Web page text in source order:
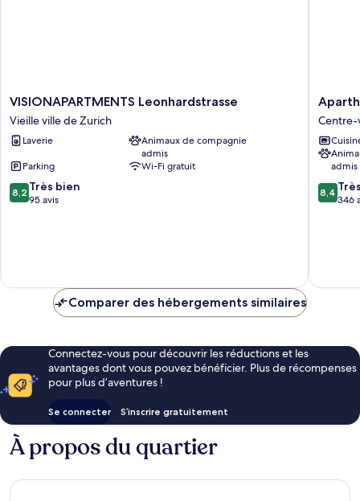
VISIONAPARTMENTS
Leonhardstrasse
Vieille
ville
Zurich
VISIONAPARTMENTS Leonhardstrasse
Vieille ville de Zurich
Laverie
Animaux de compagnie
admis
Parking
Wi-Fi gratuit
8.2
sur
8,2 Très bien
95 avis
Adagio
Zurich
Center
Centre-
ville
de
Zurich
Centre-
admis
8.4
sur
8,4
346
Comparer des hébergements similaires
Connectez-vous pour découvrir les réductions et les
avantages dont vous pouvez bénéficier. Plus de récompenses
pour plus d’aventures !
Se connecter S’inscrire gratuitement
À propos du quartier